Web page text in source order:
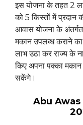
इस योजना के तहत 2
को 5 किस्तों में प्रदान
आवास योजना के अंतर्गत
मकान उपलब्ध कराने का
लाभ उठा कर राज्य के
किए अपना पक्का मकान
सकेंगे।
Abu